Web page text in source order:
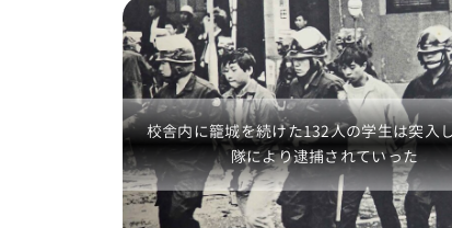
校舎内に籠城を続けた132人の学生は突入
隊により逮捕されていった